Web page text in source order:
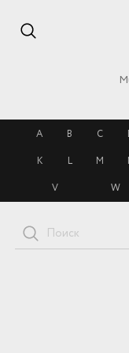
A B C
K
L M
V
W